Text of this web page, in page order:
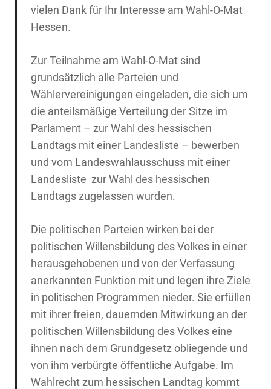
vielen Dank für Ihr Interesse am Wahl-O-Mat
Hessen.
Zur Teilnahme am Wahl-O-Mat sind
grundsätzlich alle Parteien und
Wählervereinigungen eingeladen, die sich um
die anteilsmäßige Verteilung der Sitze im
Parlament – zur Wahl des hessischen
Landtags mit einer Landesliste – bewerben
und vom Landeswahlausschuss mit einer
Landesliste zur Wahl des hessischen
Landtags zugelassen wurden.
Die politischen Parteien wirken bei der
politischen Willensbildung des Volkes in einer
herausgehobenen und von der Verfassung
anerkannten Funktion mit und legen ihre Ziele
in politischen Programmen nieder. Sie erfüllen
mit ihrer freien, dauernden Mitwirkung an der
politischen Willensbildung des Volkes eine
ihnen nach dem Grundgesetz obliegende und
von ihm verbürgte öffentliche Aufgabe. Im
Wahlrecht zum hessischen Landtag kommt